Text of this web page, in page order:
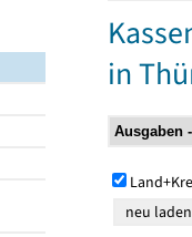
in